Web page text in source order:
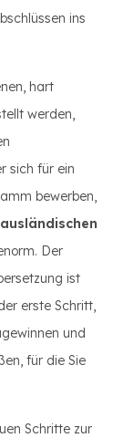
ins
hart
werden,
sich für ein
bewerben,
Der
ist
erste Schritt,
und
für die Sie
Schritte zur